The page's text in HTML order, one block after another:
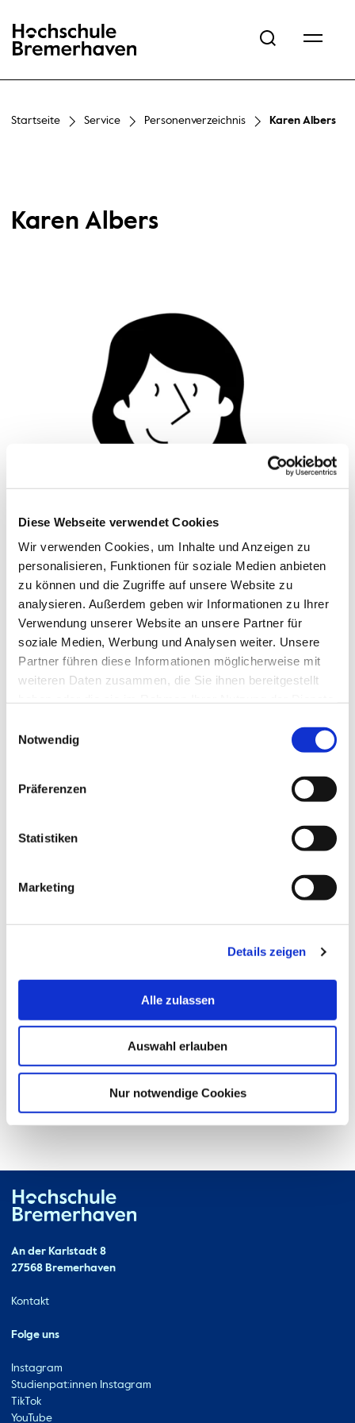
Diese Webseite verwendet Cookies
Wir verwenden Cookies, um Inhalte und Anzeigen zu
personalisieren, Funktionen für soziale Medien anbieten
zu können und die Zugriffe auf unsere Website zu
analysieren. Außerdem geben wir Informationen zu Ihrer
Verwendung unserer Website an unsere Partner für
soziale Medien, Werbung und Analysen weiter. Unsere
Partner führen diese Informationen möglicherweise mit
weiteren Daten zusammen, die Sie ihnen bereitgestellt
Notwendig
Präferenzen
Statistiken
Marketing
Details zeigen
Alle zulassen
Auswahl erlauben
Nur notwendige Cookies
Hochschule Bremerhaven
Startseite Service Personenverzeichnis Karen Albers
Karen Albers
© Hochschule Bremerhaven/Silhouette 1
27568 Bremerhaven
Kontakt
An der Karlstadt 8
27568 Bremerhaven
Ressourcen
Kontakt
Folge uns
Instagram
Studienpat:innen Instagram
TikTok
YouTube